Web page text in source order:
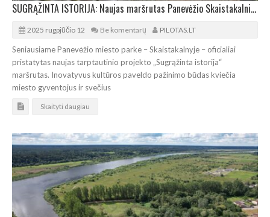
SUGRĄŽINTA ISTORIJA: Naujas maršrutas Panevėžio Skaistakalnio parke
2025 rugpjūčio 12 Be komentarų PILOTAS.LT
Seniausiame Panevėžio miesto parke – Skaistakalnyje – oficialiai
pristatytas naujas tarptautinio projekto „Sugrąžinta istorija“
maršrutas. Inovatyvus kultūros paveldo pažinimo būdas kviečia
miesto gyventojus ir svečius
Skaityti daugiau